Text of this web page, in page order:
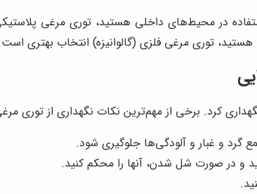
در محیط‌های داخلی هستید، توری مرغی
توری مرغی فلزی (گالوانیزه) انتخاب بهتری
کرد. برخی از مهم‌ترین نکات نگهداری از توری
گرد و غبار و آلودگی‌ها جلوگیری شود.
و در صورت شل شدن، آنها را محکم کنید.